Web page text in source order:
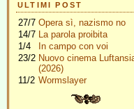
ULTIMI POST
27/7 Opera sì, nazismo no
14/7 La parola proibita
1/4
In campo con voi
23/2 Nuovo cinema
(2026)
11/2 Wormslayer